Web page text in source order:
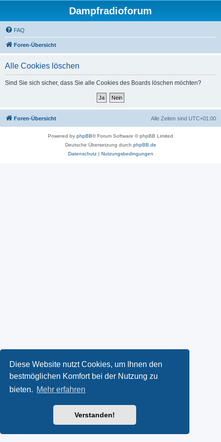
Diese Website nutzt Cookies, um Ihnen den
bestmöglichen Komfort bei der Nutzung zu
bieten. Mehr erfahren
Verstanden!
Dampfradioforum
FAQ
Foren-Übersicht
Alle Cookies löschen
Sind Sie sich sicher, dass Sie alle Cookies des Boards löschen möchten?
Foren-Übersicht Alle Zeiten sind UTC+01:00
Powered by phpBB® Forum Software © phpBB Limited
Deutsche Übersetzung durch phpBB.de
Datenschutz| Nutzungsbedingungen